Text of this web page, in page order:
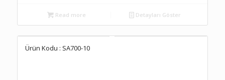
Read more Detayları Göster
Ürün Kodu : SA700-10